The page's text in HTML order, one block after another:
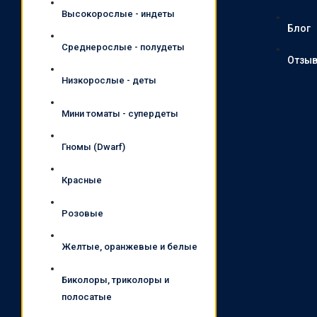
Высокорослые - индеты
Среднерослые - полудеты
Низкорослые - деты
Мини томаты - супердеты
Гномы (Dwarf)
Красные
Розовые
Желтые, оранжевые и белые
Биколоры, триколоры и
полосатые
Блог